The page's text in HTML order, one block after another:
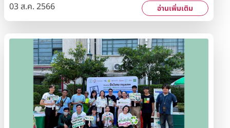
COLLECTION. IT’S OUR MISSION.” เพราะวาโก้ไม่ใช่แค่
คอลเลกชันชุดชั้นใน แต่คือภารกิจรักษ์โลกอย่างยั่งยืน ทั้งนี้
การรับรองมาตรฐานระบบการจัดการเศรษฐกิจหมุนเวียน
องค์กรดังกล่าว เป็นการดำเนินการตามเป้าหมายความยั่งยืน
ขององค์การสหประชาชาติ (Sustainable Development
Goals : SDGs) คือ เป้าหมายที่ 12 การผลิตและการบริโภค
อย่างยั่งยืน และเป้าหมายที่ 13 การลดการเปลี่ยนแปลงสภาพ
ภูมิอากาศ
บริโภคจากกลุ่มตัวอย่างทั่วประเทศ โดยนิตยสาร Marketeer
และสถาบันวิจัยการตลาดระดับโลก รางวัลดังกล่าวสะท้อนให้
เห็นถึงความเชื่อมั่นและความไว้วางใจของผู้บริโภคทั่วประเทศที่
มีต่อแบรนด์ Wacoal มาอย่างยาวนาน รวมทั้งแสดงถึงความ
มุ่งมั่นของบริษัทฯ ในการพัฒนานวัตกรรมสินค้าและบริการ
อย่างต่อเนื่องเพื่อตอบสนองความต้องการของลูกค้าทุกวัย
ทุกไซซ์ ทุกคัพ ตลอดจนใส่ใจต่อกระบวนการผลิตที่เป็นมิตรต่อ
สิ่งแวดล้อม ส่งผลให้ชุดชั้นในสตรีแบรนด์ Wacoal เป็นหนึ่งใน
ใจผู้บริโภค
03 ส.ค. 2566 อ่านเพิ่มเติม